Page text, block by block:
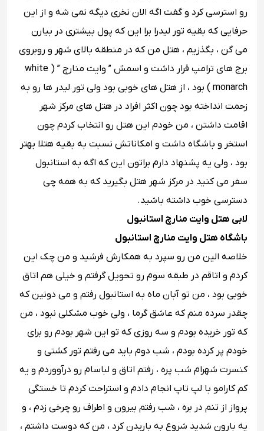
رو استرسی کرد و گفت اگه الان نخری دیگه نمی شه و از این
حرفایی که بقیه تور لیدرا برا این که پول بیشتری در بیارن
می گن ، بگذزیم ، هتل من که در منطقه بالای شهر و روبروی
برج های ترامپ قرار داشت و اسمش ” وایت منارچ ” ( white
monarch ) بود ، از هتل های خوبی بود ولی تور لیدر ها رو به
زحمت انداخته بود چون اکثر افراد در هتل های مرکز شهر
اقامت داشتن ، من خودم این هتل رو انتخاب کردم چون
استخر و باشگاه داشت و امکاناتش نسبت به بقیه هتلا بهتر
بود ، ولی یه پشنهاد دارم براتون این که اگه به استانبول
سفر می کنید در مرکز شهر هتل بگیرید که به همه چی
دسترسی خوب داشته باشید.
لابی هتل وایت منارچ استانبول
باشگاه هتل وایت منارچ استانبول
خلاصه الین من رو سپرد به همکارش فرشید و من چک این
کردم و اتاقم در طبقه سوم رو تحویل گرفتم و خیلی هم اتاق
خوبی بود ، من تو آبان ماه به استانبول رفتم و می دونین که
چقدر سرده منم که عاشق گرما ، ولی خوب مشکلی نبود ، من
که تور خریده بودم و سه روزی که تو این شهر بودم رو برای
خودم پر کرده بودم ، شب دوم باید می رفتم تور کشتی و
کنسرت شهرام شب پره ، رفتم اتاق و لباسام رو درآووردم و یه
کم کارامو با لپ تاپ انجام دادم و استراحت کردم تا خستگی
پرواز از تنم در بره ، شب رفتم بیرون و اطراف رو چرخی زدم ، و
یه بارون شدید شروع به باریدن کرد ، من که دوست داشتم ،